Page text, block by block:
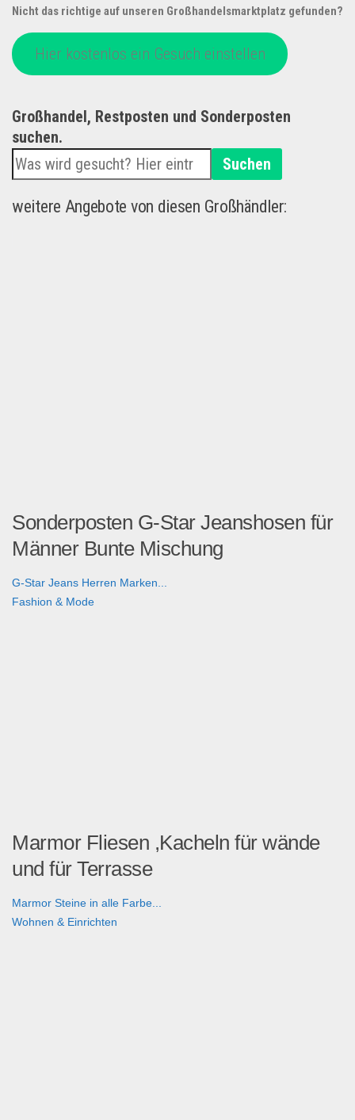
Nicht das richtige auf unseren Großhandelsmarktplatz gefunden?
Hier kostenlos ein Gesuch einstellen
Großhandel, Restposten und Sonderposten
suchen.
Suchen
weitere Angebote von diesen Großhändler:
Sonderposten G-Star Jeanshosen für
Männer Bunte Mischung
G-Star Jeans Herren Marken...
Fashion & Mode
Marmor Fliesen ,Kacheln für wände
und für Terrasse
Marmor Steine in alle Farbe...
Wohnen & Einrichten